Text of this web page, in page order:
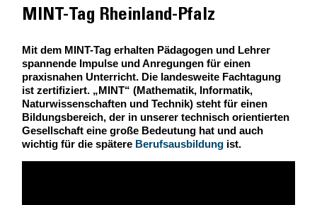
MINT-Tag Rheinland-Pfalz
Mit dem MINT-Tag erhalten Pädagogen und Lehrer
spannende Impulse und Anregungen für einen
praxisnahen Unterricht. Die landesweite Fachtagung
ist zertifiziert. „MINT“ (Mathematik, Informatik,
Naturwissenschaften und Technik) steht für einen
Bildungsbereich, der in unserer technisch orientierten
Gesellschaft eine große Bedeutung hat und auch
wichtig für die spätere Berufsausbildung ist.